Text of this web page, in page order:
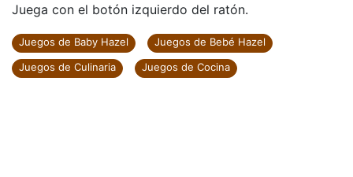
Juega con el botón izquierdo del ratón.
Juegos de Baby Hazel
Juegos de Bebé Hazel
Juegos de Culinaria
Juegos de Cocina